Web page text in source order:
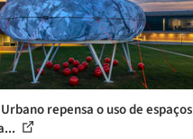
repensa o uso de espaços